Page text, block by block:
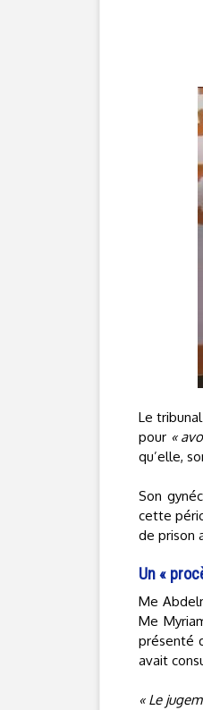
Le
pour «
qu’elle,
Son
cette
de prison
Un «
Me
Me
présenté
avait
« Le